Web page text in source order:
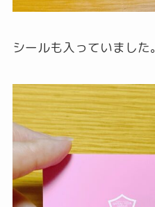
シールも入っていました。